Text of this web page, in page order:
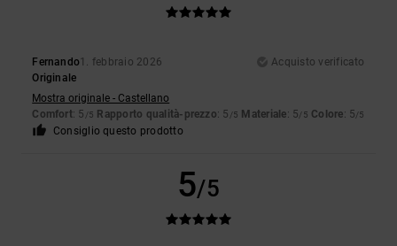
Fernando1. febbraio 2026
Acquisto verificato
Originale
Mostra originale - Castellano
Comfort: 5 /5 Rapporto qualità-prezzo: 5 /5 Materiale: 5/5 Colore: 5/5
Consiglio questo prodotto
5/5